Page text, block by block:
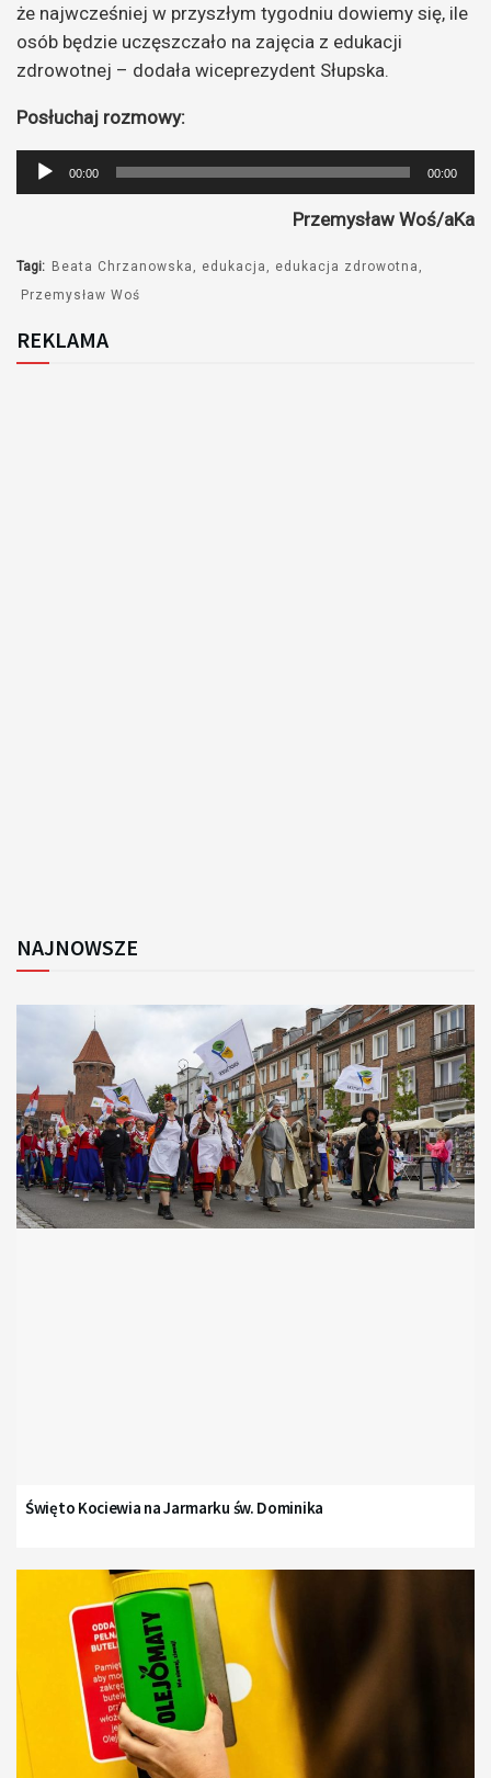
że najwcześniej w przyszłym tygodniu dowiemy się, ile
osób będzie uczęszczało na zajęcia z edukacji
zdrowotnej – dodała wiceprezydent Słupska.
Posłuchaj rozmowy:
Odtwarzacz
plików
00:00 00:00
Przemysław Woś/aKa
Tagi: Beata Chrzanowska edukacja
edukacja zdrowotna
Przemysław Woś
REKLAMA
NAJNOWSZE
Święto Kociewia na Jarmarku św. Dominika